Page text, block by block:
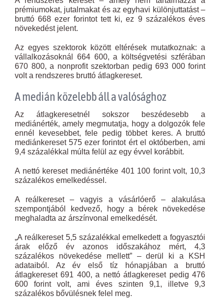
prémiumokat, jutalmakat és az egyhavi különjuttatást –
bruttó 668 ezer forintot tett ki, ez 9 százalékos éves
növekedést jelent.
Az egyes szektorok között eltérések mutatkoznak: a
vállalkozásoknál 664 600, a költségvetési szférában
670 800, a nonprofit szektorban pedig 693 000 forint
volt a rendszeres bruttó átlagkereset.
A medián közelebb áll a valósághoz
Az átlagkeresetnél sokszor beszédesebb a
mediánérték, amely megmutatja, hogy a dolgozók fele
ennél kevesebbet, fele pedig többet keres. A bruttó
mediánkereset 575 ezer forintot ért el októberben, ami
9,4 százalékkal múlta felül az egy évvel korábbit.
A nettó kereset mediánértéke 401 100 forint volt, 10,3
százalékos emelkedéssel.
A reálkereset – vagyis a vásárlóerő – alakulása
szempontjából kedvező, hogy a bérek növekedése
meghaladta az árszínvonal emelkedését.
„A reálkereset 5,5 százalékkal emelkedett a fogyasztói
árak előző év azonos időszakához mért, 4,3
százalékos növekedése mellett” – derül ki a KSH
adataiból. Az év első tíz hónapjában a bruttó
átlagkereset 691 400, a nettó átlagkereset pedig 476
600 forint volt, ami éves szinten 9,1, illetve 9,3
százalékos bővülésnek felel meg.